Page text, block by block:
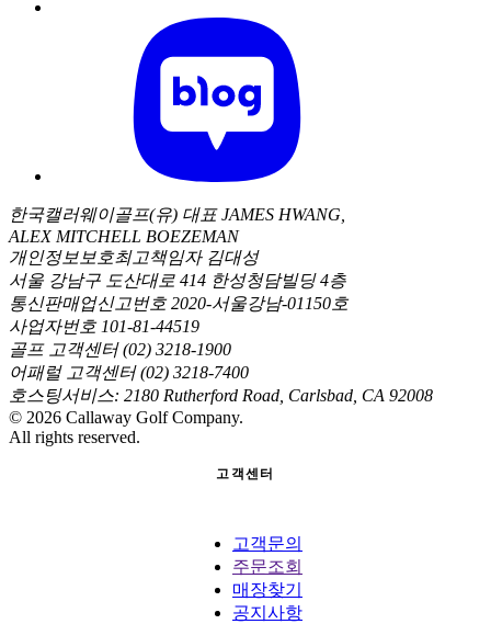
한국캘러웨이골프(유) 대표 JAMES HWANG,
ALEX MITCHELL BOEZEMAN
개인정보보호최고책임자 김대성
서울 강남구 도산대로 414 한성청담빌딩 4층
통신판매업신고번호 2020-서울강남-01150호
사업자번호 101-81-44519
골프 고객센터 (02) 3218-1900
어패럴 고객센터 (02) 3218-7400
호스팅서비스: 2180 Rutherford Road, Carlsbad, CA 92008
© 2026 Callaway Golf Company.
All rights reserved.
고객센터
고객문의
주문조회
매장찾기
공지사항